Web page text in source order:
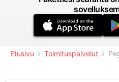
Etusivu Toimituspalvelut